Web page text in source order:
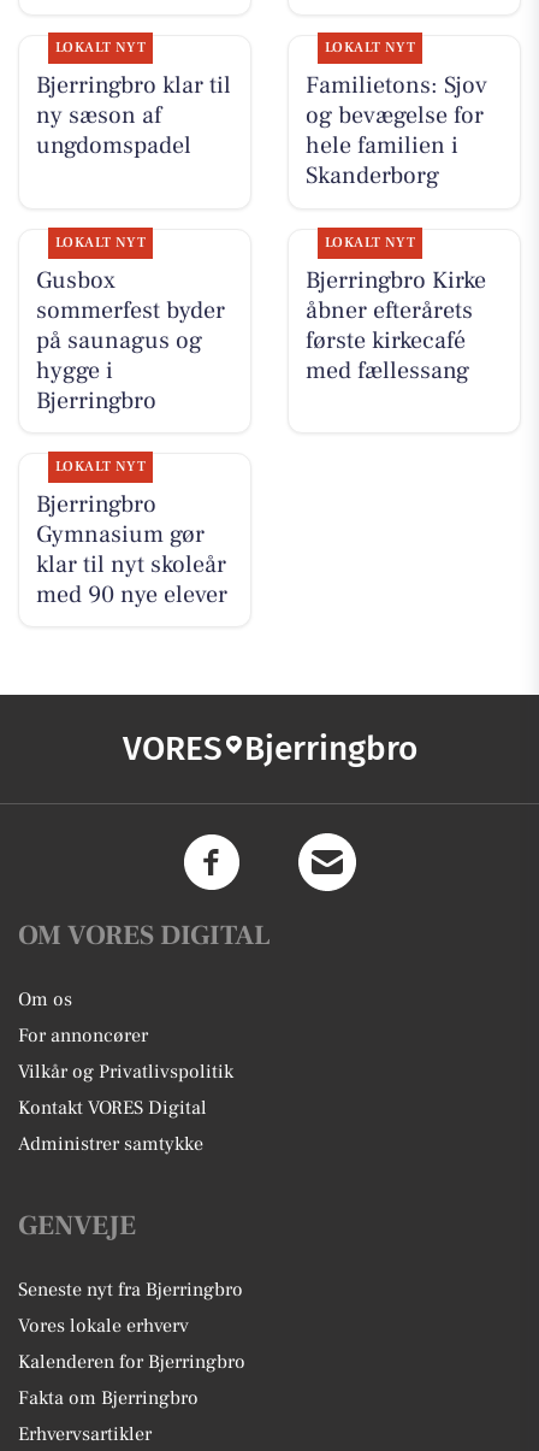
LOKALT NYT
Bjerringbro klar til
ny sæson af
ungdomspadel
LOKALT NYT
Familietons: Sjov
og bevægelse for
hele familien i
Skanderborg
LOKALT NYT
Gusbox
sommerfest byder
på saunagus og
hygge i
Bjerringbro
LOKALT NYT
Bjerringbro Kirke
åbner efterårets
første kirkecafé
med fællessang
LOKALT NYT
Bjerringbro
Gymnasium gør
klar til nyt skoleår
med 90 nye elever
VORES Bjerringbro
OM VORES DIGITAL
Om os
For annoncører
Vilkår og Privatlivspolitik
Kontakt VORES Digital
Administrer samtykke
GENVEJE
Seneste nyt fra Bjerringbro
Vores lokale erhverv
Kalenderen for Bjerringbro
Fakta om Bjerringbro
Erhvervsartikler